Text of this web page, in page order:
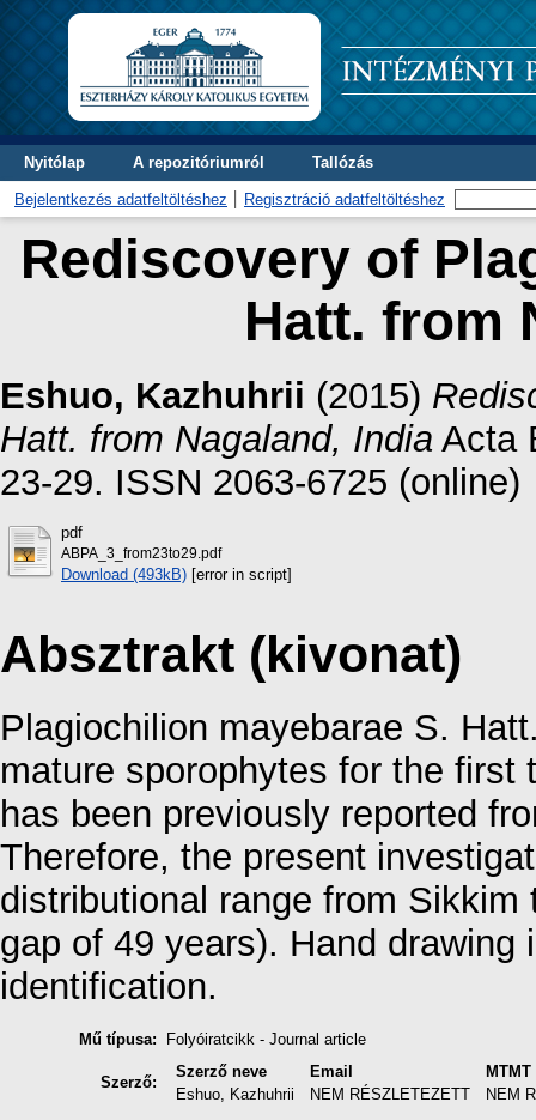
Nyitólap A repozitóriumról Tallózás
Bejelentkezés adatfeltöltéshez Regisztráció adatfeltöltéshez
Rediscovery of
Hatt. from
Eshuo, Kazhuhrii (2015)
Hatt. from Nagaland, India Acta
23-29. ISSN 2063-6725 (online)
pdf
ABPA_3_from23to29.pdf
Download (493kB) [error in script]
Absztrakt (kivonat)
Plagiochilion mayebarae S.
mature sporophytes for the
has been previously reported
Therefore, the present
distributional range from
gap of 49 years). Hand
identification.
Mű típusa: Folyóiratcikk - Journal article
Szerző:
Szerző neve Email
Eshuo, Kazhuhrii
NEM RÉSZLETEZETT NEM